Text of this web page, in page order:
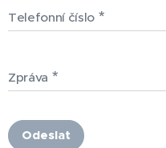
Telefonní číslo
Zpráva
Odeslat